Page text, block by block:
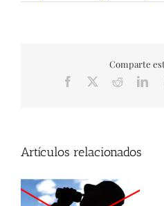
Comparte
Facebook Reddit
Artículos relacionados